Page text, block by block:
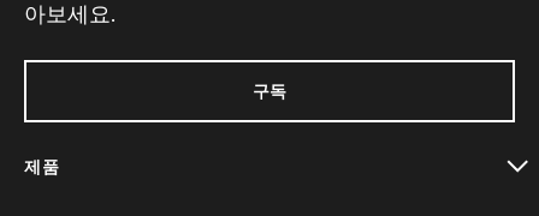
아보세요.
구독
제품